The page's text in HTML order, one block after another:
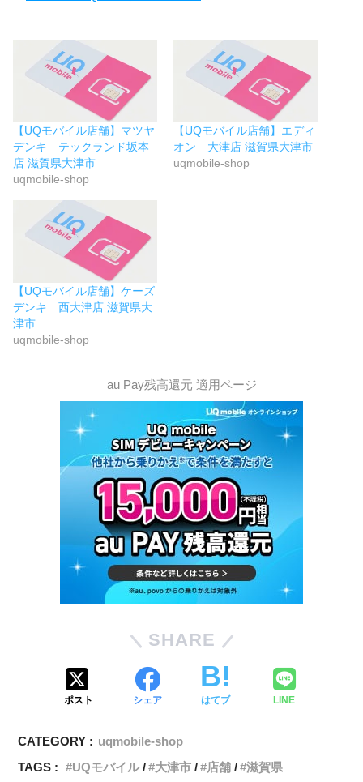
【UQモバイル店舗】マツヤ
デンキ テックランド坂本
店 滋賀県大津市
uqmobile-shop
【UQモバイル店舗】エディ
オン 大津店 滋賀県大津市
uqmobile-shop
【UQモバイル店舗】ケーズ
デンキ 西大津店 滋賀県大
津市
uqmobile-shop
au Pay残高還元 適用ページ
SHARE
ポスト シェア はてブ LINE
CATEGORY : uqmobile-shop
TAGS :
UQモバイル 大津市 店舗 滋賀県